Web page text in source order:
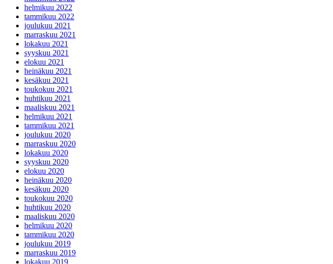
helmikuu 2022
tammikuu 2022
joulukuu 2021
marraskuu 2021
lokakuu 2021
syyskuu 2021
elokuu 2021
heinäkuu 2021
kesäkuu 2021
toukokuu 2021
huhtikuu 2021
maaliskuu 2021
helmikuu 2021
tammikuu 2021
joulukuu 2020
marraskuu 2020
lokakuu 2020
syyskuu 2020
elokuu 2020
heinäkuu 2020
kesäkuu 2020
toukokuu 2020
huhtikuu 2020
maaliskuu 2020
helmikuu 2020
tammikuu 2020
joulukuu 2019
marraskuu 2019
lokakuu 2019